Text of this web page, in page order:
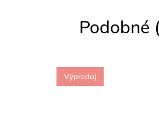
Podobné
Výpredaj